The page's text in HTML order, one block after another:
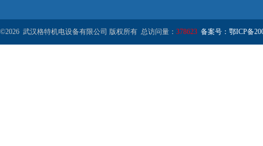
©2026 武汉格特机电设备有限公司 版权所有 总访问量： 378623 备案号：鄂ICP备